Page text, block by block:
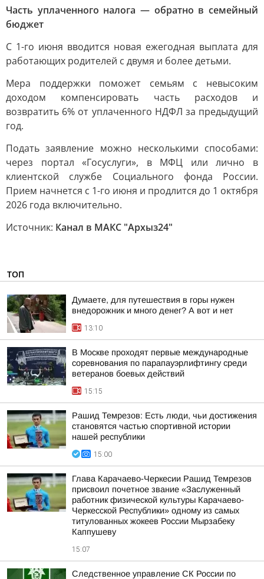
Часть уплаченного налога — обратно в семейный
бюджет
С 1-го июня вводится новая ежегодная выплата для
работающих родителей с двумя и более детьми.
Мера поддержки поможет семьям с невысоким
доходом компенсировать часть расходов и
возвратить 6% от уплаченного НДФЛ за предыдущий
год.
Подать заявление можно несколькими способами:
через портал «Госуслуги», в МФЦ или лично в
клиентской службе Социального фонда России.
Прием начнется с 1-го июня и продлится до 1 октября
2026 года включительно.
Источник: Канал в МАКС "Архыз24"
ТОП
Думаете, для путешествия в горы нужен
внедорожник и много денег? А вот и нет
13:10
В Москве проходят первые международные
соревнования по парапауэрлифтингу среди
ветеранов боевых действий
15:15
Рашид Темрезов: Есть люди, чьи достижения
становятся частью спортивной истории
нашей республики
15:00
Глава Карачаево-Черкесии Рашид Темрезов
присвоил почетное звание «Заслуженный
работник физической культуры Карачаево-
Черкесской Республики» одному из самых
титулованных жокеев России Мырзабеку
Каппушеву
15:07
Следственное управление СК России по